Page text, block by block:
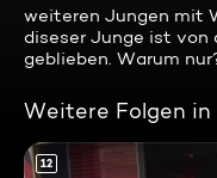
weiteren Jungen mit
diseser Junge ist von
geblieben. Warum
Weitere Folgen
12